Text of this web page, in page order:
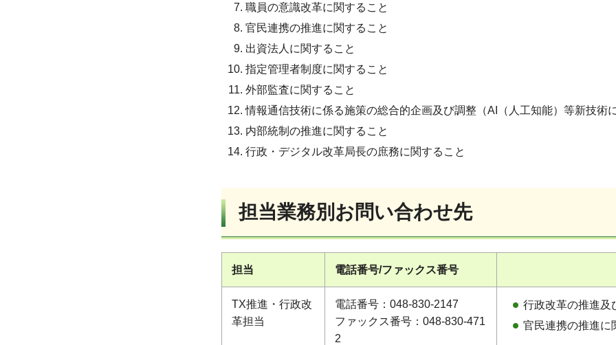
職員の意識改革に関すること
官民連携の推進に関すること
出資法人に関すること
指定管理者制度に関すること
外部監査に関すること
情報通信技術に係る施策の総合的企画及び調整（AI（人工知能）等新技術
内部統制の推進に関すること
行政・デジタル改革局長の庶務に関すること
担当業務別お問い合わせ先
担当 電話番号/ファックス番号
TX推進・行政改
革担当
電話番号：048-830-2147
ファックス番号：048-830-471
2
行政改革の推進及
官民連携の推進に